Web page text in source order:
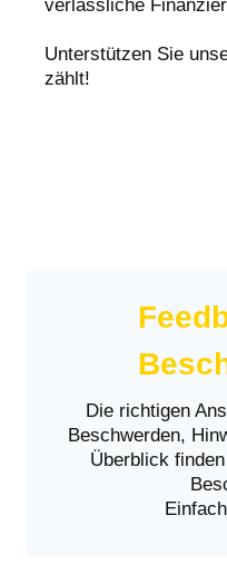
verlässliche
Unterstützen Sie
zählt!
Die richtigen
Beschwerden,
Überblick